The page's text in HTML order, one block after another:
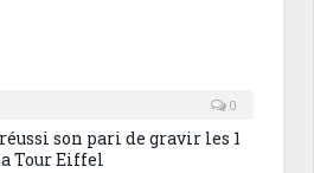
0
son pari de gravir les 1
Tour Eiffel